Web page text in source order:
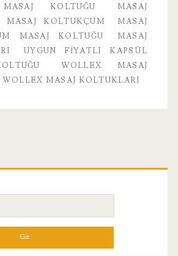
Masaj
Koltuğu
KOLTUĞU
MASAJ
MASAJ KOLTUKÇUM
MASAJ
MASAJ KOLTUĞU
MASAJ
UYGUN FIYATLI KAPSÜL
WOLLEX MASAJ
WOLLEX MASAJ KOLTUKLARI